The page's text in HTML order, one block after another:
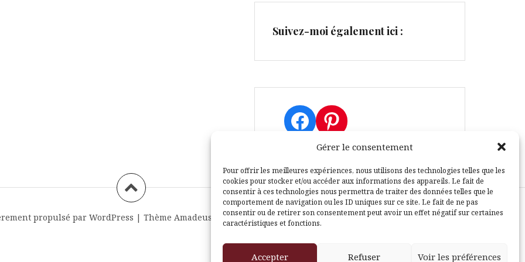
Gérer le consentement
Pour offrir les meilleures expériences, nous utilisons des technologies telles que les
cookies pour stocker et/ou accéder aux informations des appareils. Le fait de
consentir à ces technologies nous permettra de traiter des données telles que le
comportement de navigation ou les ID uniques sur ce site. Le fait de ne pas
consentir ou de retirer son consentement peut avoir un effet négatif sur certaines
caractéristiques et fonctions.
Accepter Refuser Voir les préférences
Suivez-moi également ici :
Facebook
Pinterest
propulsé par WordPress | Thème Amadeus par Themeisle